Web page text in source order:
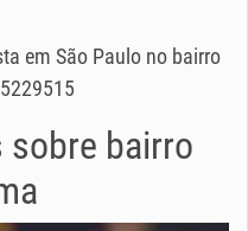
em São Paulo no bairro
sobre bairro